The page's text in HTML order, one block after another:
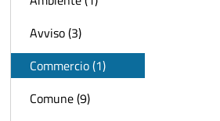
Avviso (3)
Commercio (1)
Comune (9)